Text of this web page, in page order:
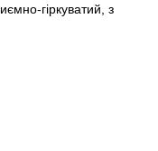
гіркуватий, з